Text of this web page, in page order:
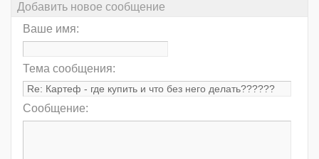
Добавить новое сообщение
Ваше имя:
Тема сообщения:
Сообщение: